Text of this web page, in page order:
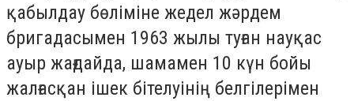
қабылдау бөліміне жедел жәрдем
бригадасымен 1963 жылы туған науқас
ауыр жағдайда, шамамен 10 күн бойы
жалғасқан ішек бітелуінің белгілерімен